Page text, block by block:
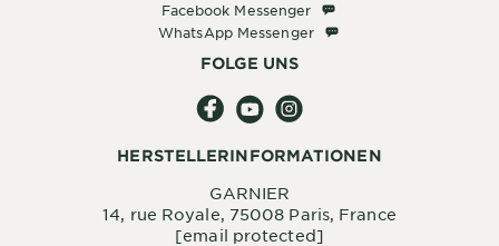
Facebook Messenger Facebook Messenger
WhatsApp MessengerWhatsApp Messenger
FOLGE UNS
HERSTELLERINFORMATIONEN
GARNIER
14, rue Royale, 75008 Paris, France
[email protected]